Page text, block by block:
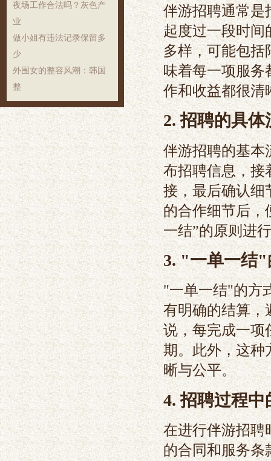
夜场工作合法吗？灰色产
业
做小姐有违法记录保留多
少
外围女的整容风潮：韩国
整
伴游招聘通常是
起度过一段时间
多样，可能包
味着每一项服务
作和收益都很清
2. 招聘的具体
伴游招聘的基本
布招聘信息，接
接，最后确认细
的合作细节后，
一结”的原则进
3. "一单一结"
"一单一结"的方
有明确的结算，
说，每完成一项
期。此外，这种
晰与公平。
4. 招聘过程
在进行伴游招聘
的合同和服务条